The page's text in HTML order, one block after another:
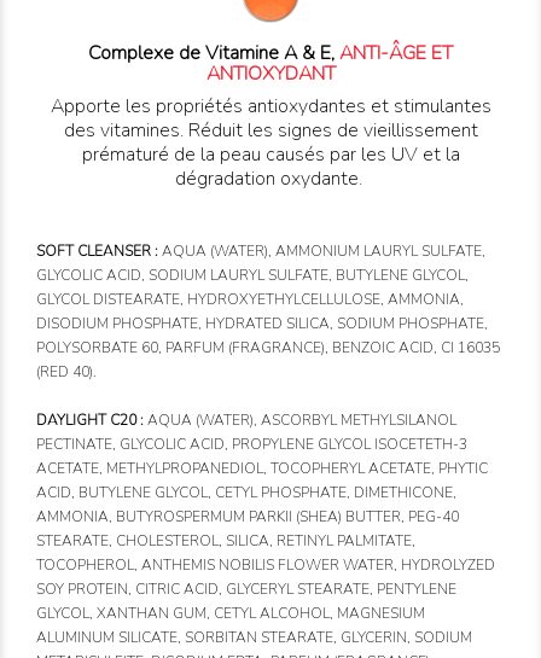
Complexe de Vitamine A & E,ANTI-ÂGE ET
ANTIOXYDANT
Apporte les propriétés antioxydantes et stimulantes
des vitamines. Réduit les signes de vieillissement
prématuré de la peau causés par les UV et la
dégradation oxydante.
SOFT CLEANSER :AQUA (WATER), AMMONIUM LAURYL SULFATE,
GLYCOLIC ACID, SODIUM LAURYL SULFATE, BUTYLENE GLYCOL,
GLYCOL DISTEARATE, HYDROXYETHYLCELLULOSE, AMMONIA,
DISODIUM PHOSPHATE, HYDRATED SILICA, SODIUM PHOSPHATE,
POLYSORBATE 60, PARFUM (FRAGRANCE), BENZOIC ACID, CI 16035
(RED 40).
DAYLIGHT C20 :AQUA (WATER), ASCORBYL METHYLSILANOL
PECTINATE, GLYCOLIC ACID, PROPYLENE GLYCOL ISOCETETH-3
ACETATE, METHYLPROPANEDIOL, TOCOPHERYL ACETATE, PHYTIC
ACID, BUTYLENE GLYCOL, CETYL PHOSPHATE, DIMETHICONE,
AMMONIA, BUTYROSPERMUM PARKII (SHEA) BUTTER, PEG-40
STEARATE, CHOLESTEROL, SILICA, RETINYL PALMITATE,
TOCOPHEROL, ANTHEMIS NOBILIS FLOWER WATER, HYDROLYZED
SOY PROTEIN, CITRIC ACID, GLYCERYL STEARATE, PENTYLENE
GLYCOL, XANTHAN GUM, CETYL ALCOHOL, MAGNESIUM
ALUMINUM SILICATE, SORBITAN STEARATE, GLYCERIN, SODIUM